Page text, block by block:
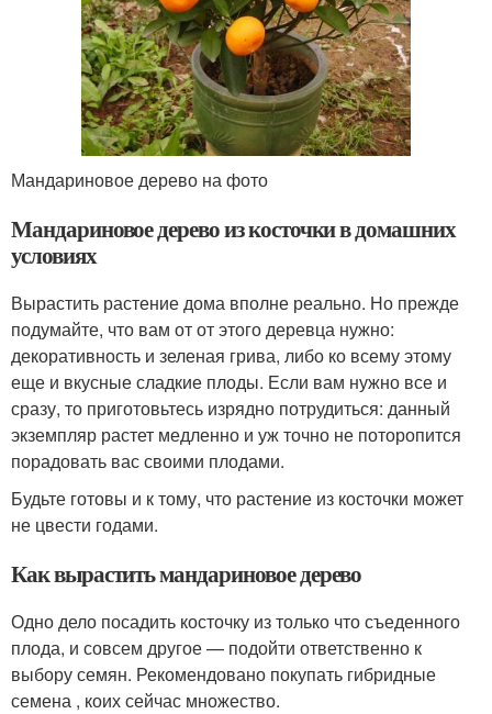
Мандариновое дерево на фото
Мандариновое дерево из косточки в домашних
условиях
Вырастить растение дома вполне реально. Но прежде
подумайте, что вам от от этого деревца нужно:
декоративность и зеленая грива, либо ко всему этому
еще и вкусные сладкие плоды. Если вам нужно все и
сразу, то приготовьтесь изрядно потрудиться: данный
экземпляр растет медленно и уж точно не поторопится
порадовать вас своими плодами.
Будьте готовы и к тому, что растение из косточки может
не цвести годами.
Как вырастить мандариновое дерево
Одно дело посадить косточку из только что съеденного
плода, и совсем другое — подойти ответственно к
выбору семян. Рекомендовано покупать гибридные
семена , коих сейчас множество.